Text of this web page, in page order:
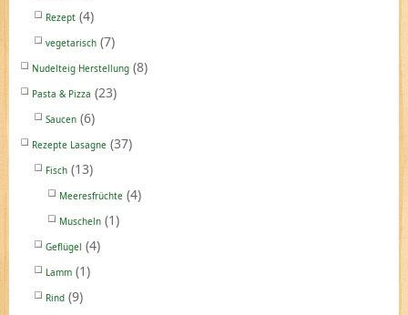
Rezept (4)
vegetarisch (7)
Nudelteig Herstellung (8)
Pasta & Pizza (23)
Saucen (6)
Rezepte Lasagne (37)
Fisch (13)
Meeresfrüchte (4)
Muscheln (1)
Geflügel (4)
Lamm (1)
Rind (9)